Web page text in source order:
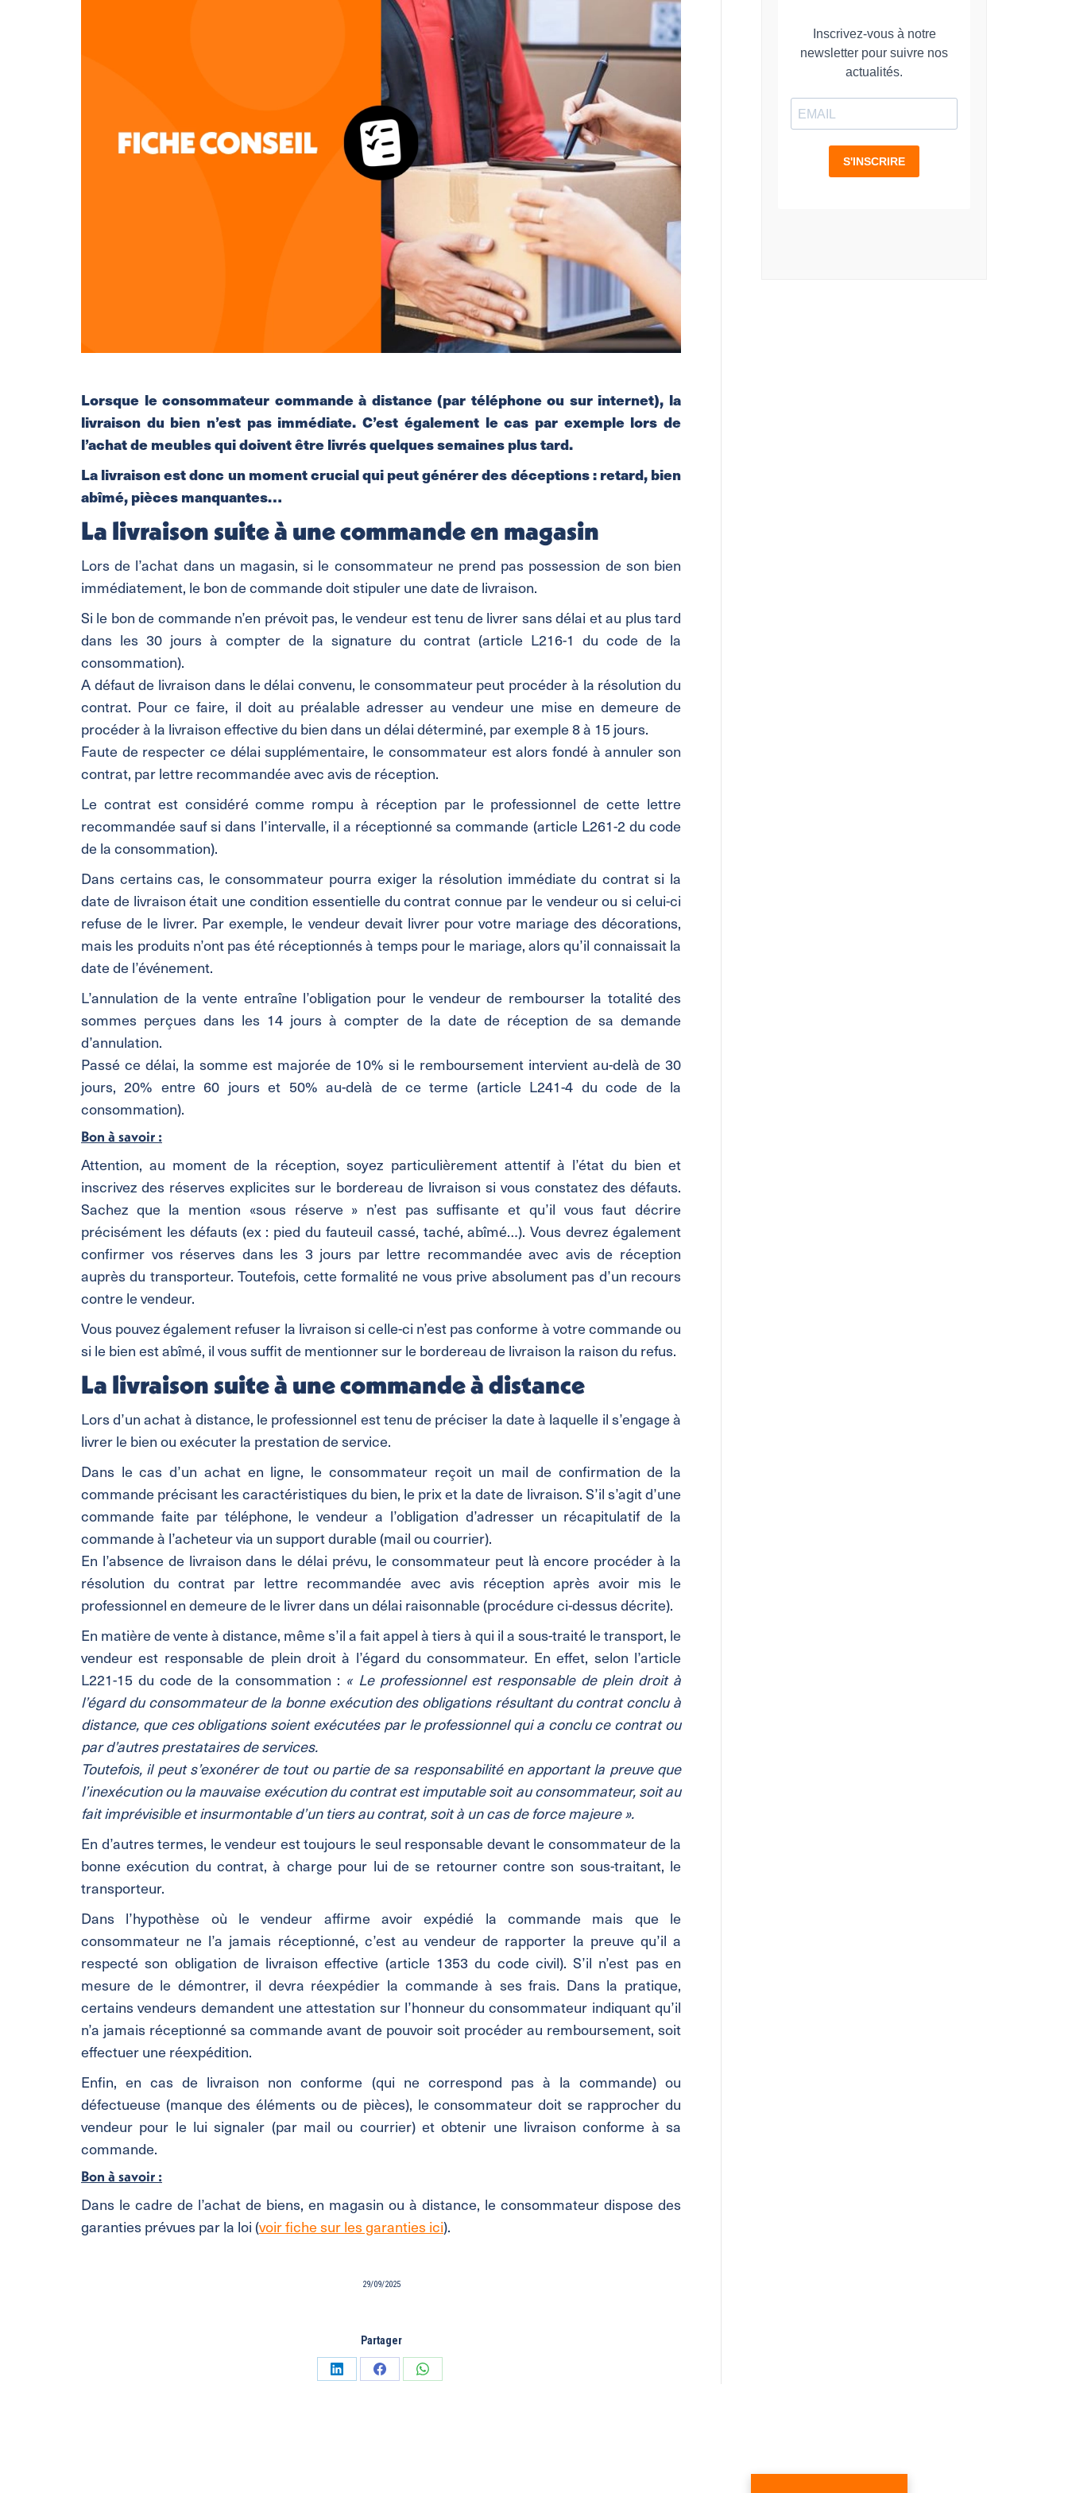
Lorsque le consommateur commande à distance (par téléphone ou sur internet), la
livraison du bien n’est pas immédiate. C’est également le cas par exemple lors de
l’achat de meubles qui doivent être livrés quelques semaines plus tard.
La livraison est donc un moment crucial qui peut générer des déceptions : retard, bien
abîmé, pièces manquantes…
La livraison suite à une commande en magasin
Lors de l’achat dans un magasin, si le consommateur ne prend pas possession de son bien
immédiatement, le bon de commande doit stipuler une date de livraison.
Si le bon de commande n’en prévoit pas, le vendeur est tenu de livrer sans délai et au plus tard
dans les 30 jours à compter de la signature du contrat (article L216-1 du code de la
consommation).
A défaut de livraison dans le délai convenu, le consommateur peut procéder à la résolution du
contrat. Pour ce faire, il doit au préalable adresser au vendeur une mise en demeure de
procéder à la livraison effective du bien dans un délai déterminé, par exemple 8 à 15 jours.
Faute de respecter ce délai supplémentaire, le consommateur est alors fondé à annuler son
contrat, par lettre recommandée avec avis de réception.
Le contrat est considéré comme rompu à réception par le professionnel de cette lettre
recommandée sauf si dans l’intervalle, il a réceptionné sa commande (article L261-2 du code
de la consommation).
Dans certains cas, le consommateur pourra exiger la résolution immédiate du contrat si la
date de livraison était une condition essentielle du contrat connue par le vendeur ou si celui-ci
refuse de le livrer. Par exemple, le vendeur devait livrer pour votre mariage des décorations,
mais les produits n’ont pas été réceptionnés à temps pour le mariage, alors qu’il connaissait la
date de l’événement.
L’annulation de la vente entraîne l’obligation pour le vendeur de rembourser la totalité des
sommes perçues dans les 14 jours à compter de la date de réception de sa demande
d’annulation.
Passé ce délai, la somme est majorée de 10% si le remboursement intervient au-delà de 30
jours, 20% entre 60 jours et 50% au-delà de ce terme (article L241-4 du code de la
consommation).
Bon à savoir :
Attention, au moment de la réception, soyez particulièrement attentif à l’état du bien et
inscrivez des réserves explicites sur le bordereau de livraison si vous constatez des défauts.
Sachez que la mention «sous réserve » n’est pas suffisante et qu’il vous faut décrire
précisément les défauts (ex : pied du fauteuil cassé, taché, abîmé…). Vous devrez également
confirmer vos réserves dans les 3 jours par lettre recommandée avec avis de réception
auprès du transporteur. Toutefois, cette formalité ne vous prive absolument pas d’un recours
contre le vendeur.
Vous pouvez également refuser la livraison si celle-ci n’est pas conforme à votre commande ou
si le bien est abîmé, il vous suffit de mentionner sur le bordereau de livraison la raison du refus.
La livraison suite à une commande à distance
Lors d’un achat à distance, le professionnel est tenu de préciser la date à laquelle il s’engage à
livrer le bien ou exécuter la prestation de service.
Dans le cas d’un achat en ligne, le consommateur reçoit un mail de confirmation de la
commande précisant les caractéristiques du bien, le prix et la date de livraison. S’il s’agit d’une
commande faite par téléphone, le vendeur a l’obligation d’adresser un récapitulatif de la
commande à l’acheteur via un support durable (mail ou courrier).
En l’absence de livraison dans le délai prévu, le consommateur peut là encore procéder à la
résolution du contrat par lettre recommandée avec avis réception après avoir mis le
professionnel en demeure de le livrer dans un délai raisonnable (procédure ci-dessus décrite).
En matière de vente à distance, même s’il a fait appel à tiers à qui il a sous-traité le transport, le
vendeur est responsable de plein droit à l’égard du consommateur. En effet, selon l’article
L221-15 du code de la consommation : « Le professionnel est responsable de plein droit à
l’égard du consommateur de la bonne exécution des obligations résultant du contrat conclu à
distance, que ces obligations soient exécutées par le professionnel qui a conclu ce contrat ou
par d’autres prestataires de services.
Toutefois, il peut s’exonérer de tout ou partie de sa responsabilité en apportant la preuve que
l’inexécution ou la mauvaise exécution du contrat est imputable soit au consommateur, soit au
fait imprévisible et insurmontable d’un tiers au contrat, soit à un cas de force majeure ».
En d’autres termes, le vendeur est toujours le seul responsable devant le consommateur de la
bonne exécution du contrat, à charge pour lui de se retourner contre son sous-traitant, le
transporteur.
Dans l’hypothèse où le vendeur affirme avoir expédié la commande mais que le
consommateur ne l’a jamais réceptionné, c’est au vendeur de rapporter la preuve qu’il a
respecté son obligation de livraison effective (article 1353 du code civil). S’il n’est pas en
mesure de le démontrer, il devra réexpédier la commande à ses frais. Dans la pratique,
certains vendeurs demandent une attestation sur l’honneur du consommateur indiquant qu’il
n’a jamais réceptionné sa commande avant de pouvoir soit procéder au remboursement, soit
effectuer une réexpédition.
Enfin, en cas de livraison non conforme (qui ne correspond pas à la commande) ou
défectueuse (manque des éléments ou de pièces), le consommateur doit se rapprocher du
vendeur pour le lui signaler (par mail ou courrier) et obtenir une livraison conforme à sa
commande.
Bon à savoir :
Dans le cadre de l’achat de biens, en magasin ou à distance, le consommateur dispose des
garanties prévues par la loi (voir fiche sur les garanties ici).
29/09/2025
Partager
PartagerPartagerPartager